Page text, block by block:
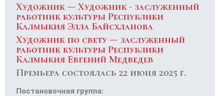
Художник — Художник - заслуженный
работник культуры Республики
Калмыкия Элла Байсхланова
Художник по свету — заслуженный
работник культуры Республики
Калмыкия Евгений Медведев
Премьера состоялась 22 июня 2025 г.
Постановочная группа: